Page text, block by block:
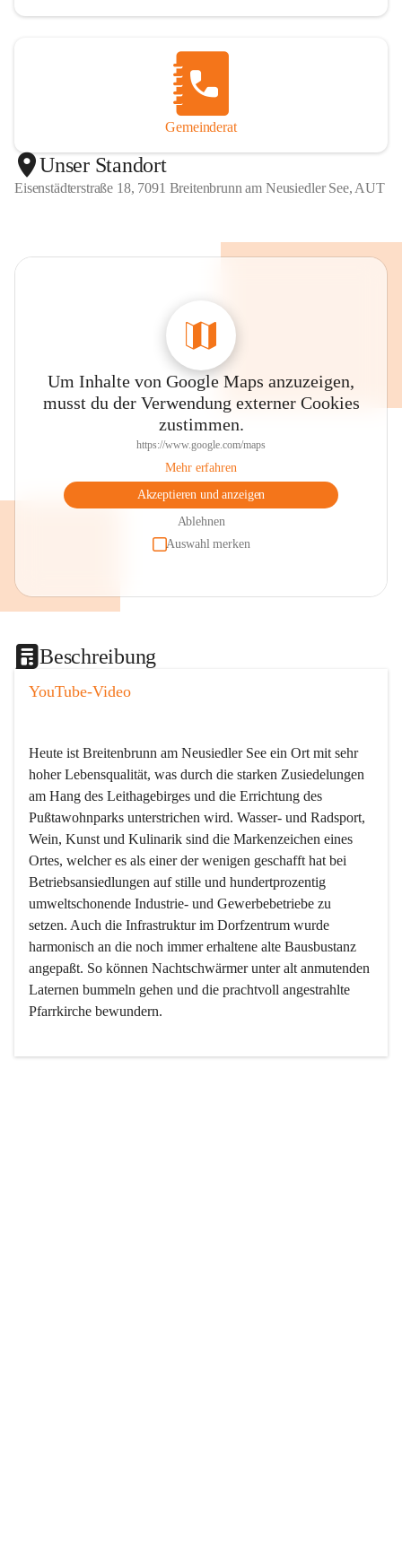
Gemeinderat
Unser Standort
Eisenstädterstraße 18, 7091 Breitenbrunn am Neusiedler See, AUT
Um Inhalte von Google Maps anzuzeigen,
musst du der Verwendung externer Cookies
zustimmen.
https://www.google.com/maps
Mehr erfahren
Akzeptieren und anzeigen
Ablehnen
Auswahl merken
Beschreibung
YouTube-Video
Heute ist Breitenbrunn am Neusiedler See ein Ort mit sehr
hoher Lebensqualität, was durch die starken Zusiedelungen
am Hang des Leithagebirges und die Errichtung des
Pußtawohnparks unterstrichen wird. Wasser- und Radsport,
Wein, Kunst und Kulinarik sind die Markenzeichen eines
Ortes, welcher es als einer der wenigen geschafft hat bei
Betriebsansiedlungen auf stille und hundertprozentig
umweltschonende Industrie- und Gewerbebetriebe zu
setzen. Auch die Infrastruktur im Dorfzentrum wurde
harmonisch an die noch immer erhaltene alte Bausbustanz
angepaßt. So können Nachtschwärmer unter alt anmutenden
Laternen bummeln gehen und die prachtvoll angestrahlte
Pfarrkirche bewundern.
Der Weinbau dominert heute nicht mehr, ist aber integrativer